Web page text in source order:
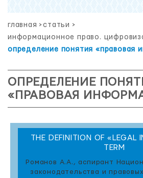
главная >статьи >
информационное право.
определение понятия «правовая
ОПРЕДЕЛЕНИЕ
«ПРАВОВАЯ
THE DEFINITION OF «LEGAL
TERM
Романов А.А., аспирант
законодательства и